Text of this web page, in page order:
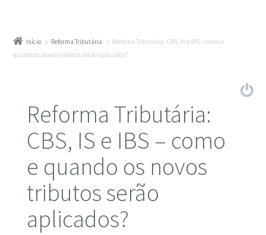
Início Reforma Tributária
Reforma Tributária: CBS, IS e IBS – como e
quando os novos tributos serão aplicados?
Reforma Tributária:
CBS, IS e IBS – como
e quando os novos
tributos serão
aplicados?